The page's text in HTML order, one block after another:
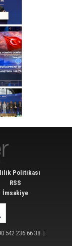
Politikası
RSS
İmsakiye
542 236 66 38 |